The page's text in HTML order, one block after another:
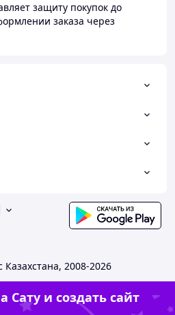
защиту покупок до
заказа через
2008-2026
Сату и создать сайт